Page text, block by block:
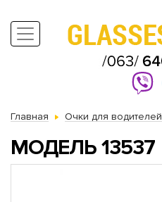
Главная Очки для водителей
МОДЕЛЬ 13537